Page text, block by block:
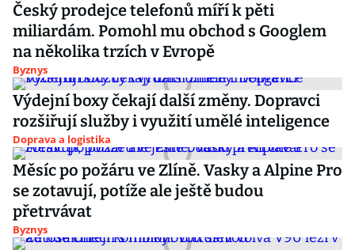
Český prodejce telefonů míří k pěti
miliardám. Pomohl mu obchod s Googlem
na několika trzích v Evropě
Byznys
Výdejní boxy čekají další změny. Dopravci
rozšiřují služby i využití umělé inteligence
Doprava a logistika
Měsíc po požáru ve Zlíně. Vasky a Alpine Pro
se zotavují, potíže ale ještě budou
přetrvávat
Byznys